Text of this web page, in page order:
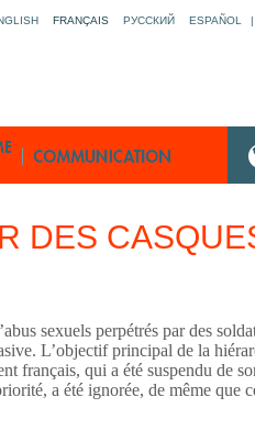
FRANÇAIS РУССКИЙ ESPAÑOL |
DES
sexuels perpétrés par des
L’objectif principal de la
français, qui a été suspendu de
a été ignorée, de même que